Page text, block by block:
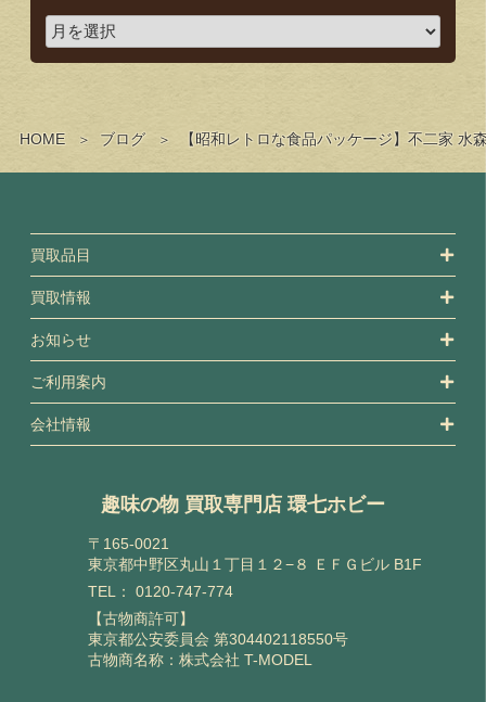
HOME ブログ 【昭和レトロな食品パッケージ】不二家
買取品目
買取情報
お知らせ
ご利用案内
会社情報
趣味の物 買取専門店 環七ホビー
〒165-0021
東京都中野区丸山１丁目１２−８ ＥＦＧビル B1F
TEL： 0120-747-774
【古物商許可】
東京都公安委員会 第304402118550号
古物商名称：株式会社 T-MODEL